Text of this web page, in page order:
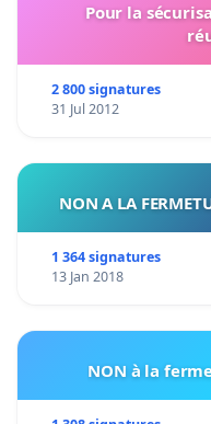
Pour la
2 800 signatures
31 Jul 2012
NON A LA
1 364 signatures
13 Jan 2018
NON à la